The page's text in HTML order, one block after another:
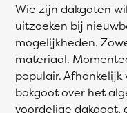
Wie zijn dakgoten
uitzoeken bij
mogelijkheden.
materiaal.
populair.
bakgoot over het
voordelige dakgoot,